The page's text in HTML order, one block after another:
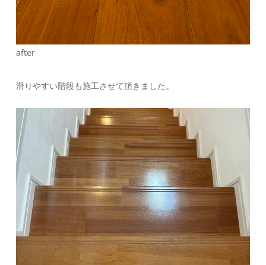
after
滑りやすい階段も施工させて頂きました。